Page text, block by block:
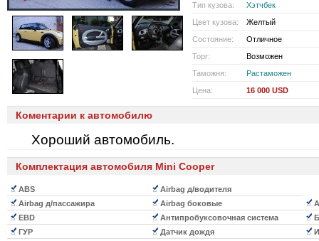
Тип кузова:
Хэтчбек
Цвет кузова:
Желтый
Состояние:
Отличное
Торг:
Возможен
Таможня:
Растаможен
Цена:
16 000 USD
Коментарии к автомобилю
Хороший автомобиль.
Комплектация автомобиля Mini Cooper
ABS
Airbag д/водителя
Airbag д/пассажира
Airbag боковые
EBD
Антипробуксовочная система
ГУР
Датчик дождя